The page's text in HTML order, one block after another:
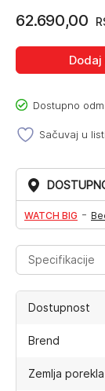
62.690,00
Dodaj
Dostupno
Sačuvaj u
WATCH BIG -
Specifikacije
Dostupnost
Brend
Zemlja porekla